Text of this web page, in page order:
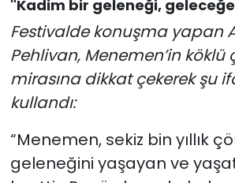
"Kadim bir geleneği,
Festivalde konuşma yapan
Pehlivan, Menemen’in köklü
mirasına dikkat çekerek şu
kullandı:
“Menemen, sekiz bin yıllık
geleneğini yaşayan ve